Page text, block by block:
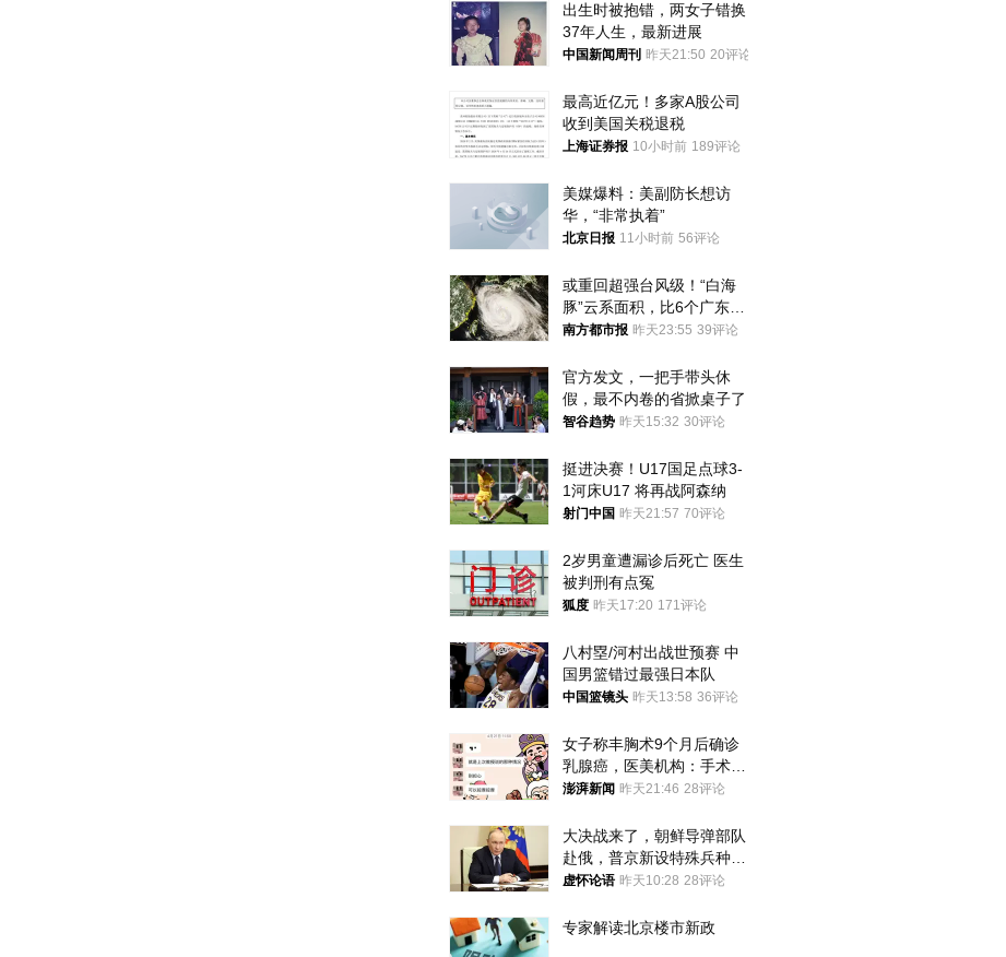
出生时被抱错，两女子错换
37年人生，最新进展
中国新闻周刊 昨天21:50 20评论
最高近亿元！多家A股公司
收到美国关税退税
上海证券报 10小时前 189评论
美媒爆料：美副防长想访
华，“非常执着”
北京日报 11小时前 56评论
或重回超强台风级！“白海
豚”云系面积，比6个广东还
大！深圳官方：注意这件事
南方都市报 昨天23:55 39评论
官方发文，一把手带头休
假，最不内卷的省掀桌子了
智谷趋势 昨天15:32 30评论
挺进决赛！U17国足点球3-
1河床U17 将再战阿森纳
射门中国 昨天21:57 70评论
2岁男童遭漏诊后死亡 医生
被判刑有点冤
狐度 昨天17:20 171评论
八村塁/河村出战世预赛 中
国男篮错过最强日本队
中国篮镜头 昨天13:58 36评论
女子称丰胸术9个月后确诊
乳腺癌，医美机构：手术不
可能引发癌症，建议走司法
澎湃新闻 昨天21:46 28评论
大决战来了，朝鲜导弹部队
赴俄，普京新设特殊兵种，
76岁老将扛旗
虚怀论语 昨天10:28 28评论
专家解读北京楼市新政